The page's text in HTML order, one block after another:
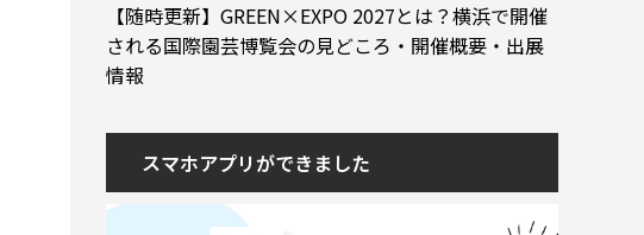
【随時更新】GREEN×EXPO 2027とは？横浜で開催
される国際園芸博覧会の見どころ・開催概要・出展
情報
スマホアプリができました